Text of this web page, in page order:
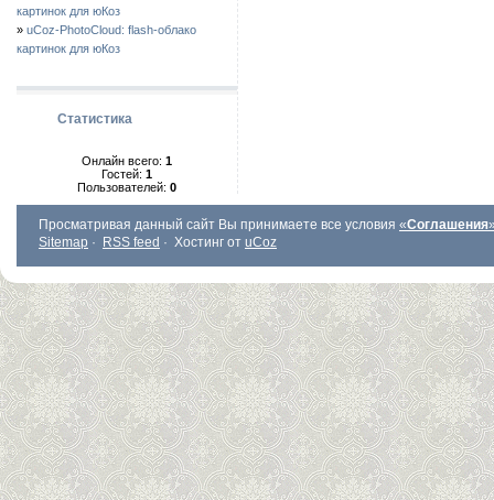
картинок для юКоз
» uCoz-PhotoCloud: flash-облако
картинок для юКоз
Статистика
Онлайн всего: 1
Гостей: 1
Пользователей: 0
Просматривая данный сайт Вы принимаете все условия «Соглашения
Sitemap · RSS feed · Хостинг от uCoz